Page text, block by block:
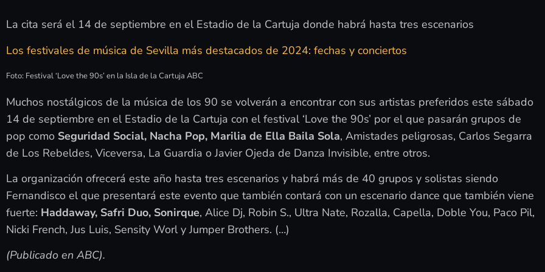
La cita será el 14 de septiembre en el Estadio de la Cartuja donde habrá hasta tres escenarios
Los festivales de música de Sevilla más destacados de 2024: fechas y conciertos
Foto: Festival ‘Love the 90s’ en la Isla de la Cartuja ABC
Muchos nostálgicos de la música de los 90 se volverán a encontrar con sus artistas preferidos este sábado
14 de septiembre en el Estadio de la Cartuja con el festival ‘Love the 90s’ por el que pasarán grupos de
pop como Seguridad Social, Nacha Pop, Marilia de Ella Baila Sola, Amistades peligrosas, Carlos Segarra
de Los Rebeldes, Viceversa, La Guardia o Javier Ojeda de Danza Invisible, entre otros.
La organización ofrecerá este año hasta tres escenarios y habrá más de 40 grupos y solistas siendo
Fernandisco el que presentará este evento que también contará con un escenario dance que también viene
fuerte: Haddaway, Safri Duo, Sonirque, Alice Dj, Robin S., Ultra Nate, Rozalla, Capella, Doble You, Paco Pil,
Nicki French, Jus Luis, Sensity Worl y Jumper Brothers. (…)
(Publicado en ABC).